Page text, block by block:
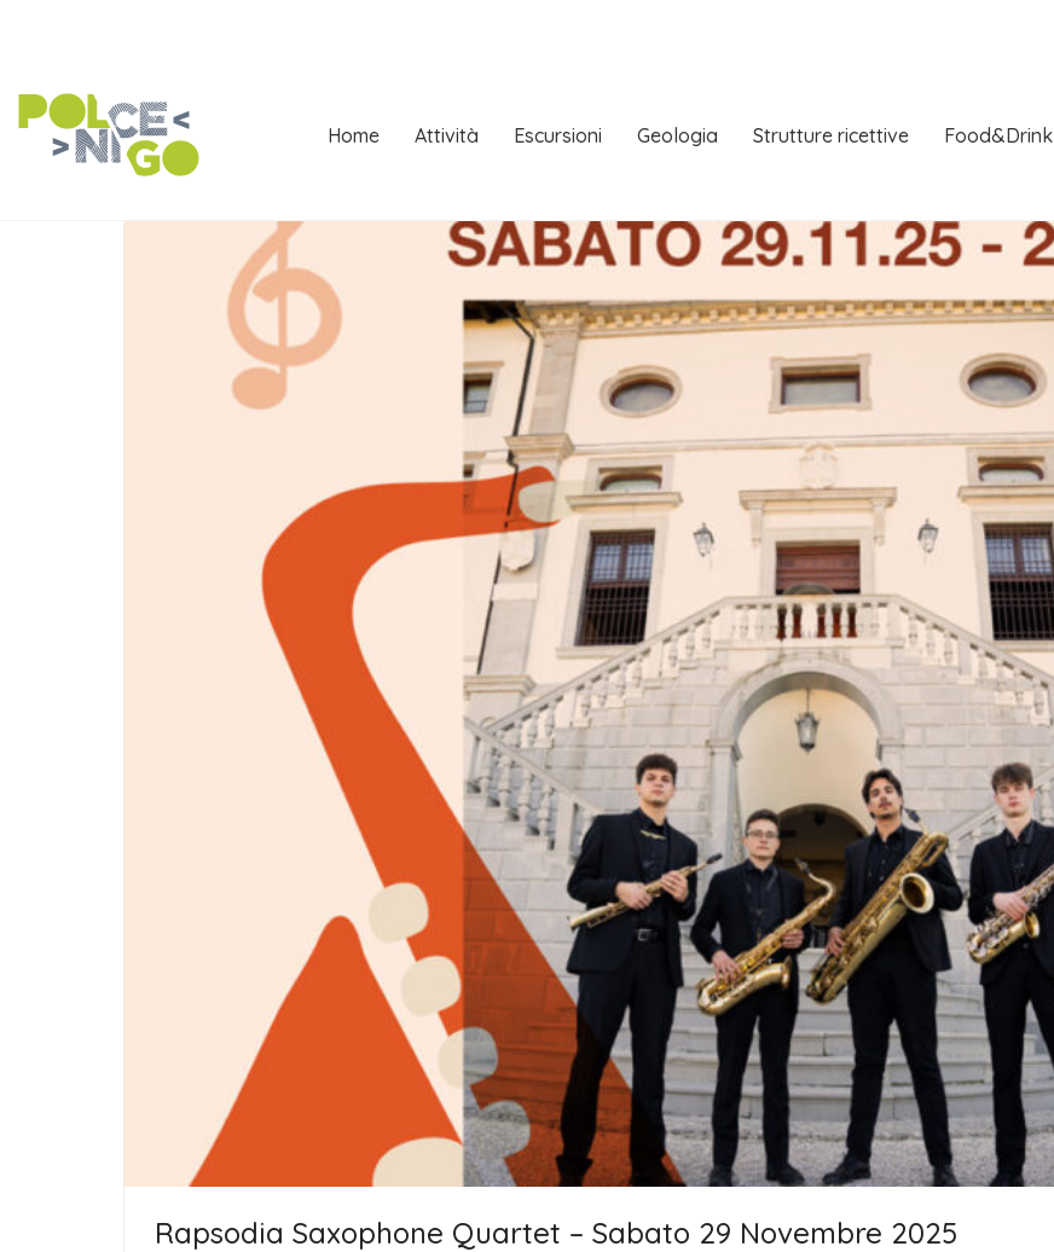
Home Attività Escursioni Geologia Strutture ricettive Food&Drink
Rapsodia Saxophone Quartet – Sabato 29 Novembre 2025